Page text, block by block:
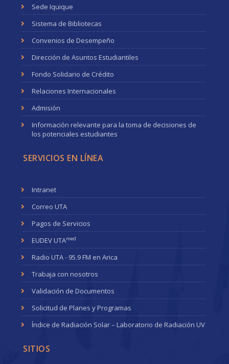
Sede Iquique
Sistema de Bibliotecas
Convenios de Desempeño
Dirección de Asuntos Estudiantiles
Fondo Solidario de Crédito
Relaciones Internacionales
Admisión
Información relevante para la toma de decisiones de
los potenciales estudiantes
SERVICIOS EN LÍNEA
Intranet
Correo UTA
Pagos de Servicios
EUDEV UTAmed
Radio UTA - 95.9 FM en Arica
Trabaja con nosotros
Validación de Documentos
Solicitud de Planes y Programas
Índice de Radiación Solar – Laboratorio de Radiación UV
SITIOS